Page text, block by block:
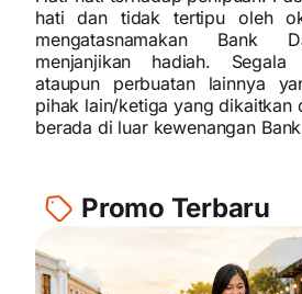
hati dan tidak tertipu oleh
mengatasnamakan Bank
menjanjikan hadiah.
ataupun perbuatan lainnya
pihak lain/ketiga yang dikaitkan
berada di luar kewenangan
Promo Terbaru